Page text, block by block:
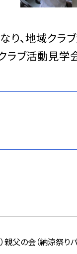
り、地域クラ
ブ活動見学会
親父の会（納涼祭りパ